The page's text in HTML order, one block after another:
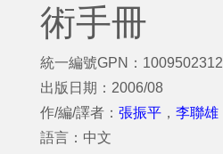
術手冊
統一編號GPN：1009502312
出版日期：2006/08
作/編/譯者： 張振平 ， 李聯雄
語言：中文